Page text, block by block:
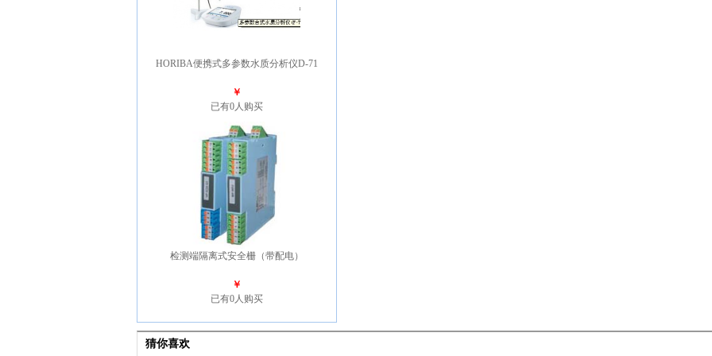
HORIBA便携式多参数水质分析仪D-71
￥
已有0人购买
检测端隔离式安全栅（带配电）
￥
已有0人购买
猜你喜欢